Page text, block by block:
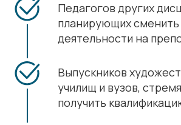
Педагогов других
планирующих
деятельности на
Выпускников
училищ и вузов,
получить